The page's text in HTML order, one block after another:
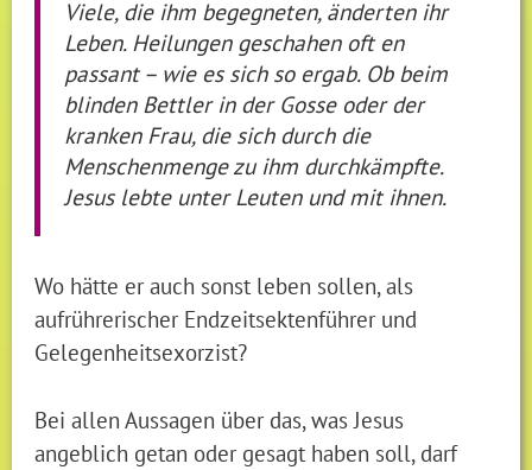
Viele, die ihm begegneten, änderten ihr
Leben. Heilungen geschahen oft en
passant – wie es sich so ergab. Ob beim
blinden Bettler in der Gosse oder der
kranken Frau, die sich durch die
Menschenmenge zu ihm durchkämpfte.
Jesus lebte unter Leuten und mit ihnen.
Wo hätte er auch sonst leben sollen, als
aufrührerischer Endzeitsektenführer und
Gelegenheitsexorzist?
Bei allen Aussagen über das, was Jesus
angeblich getan oder gesagt haben soll, darf